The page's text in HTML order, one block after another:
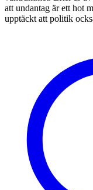
att undantag är ett hot
upptäckt att politik